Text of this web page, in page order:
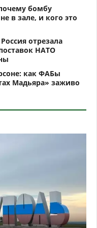
бомбу
в зале, и кого это
отрезала
НАТО
как ФАБы
Мадьяра» заживо